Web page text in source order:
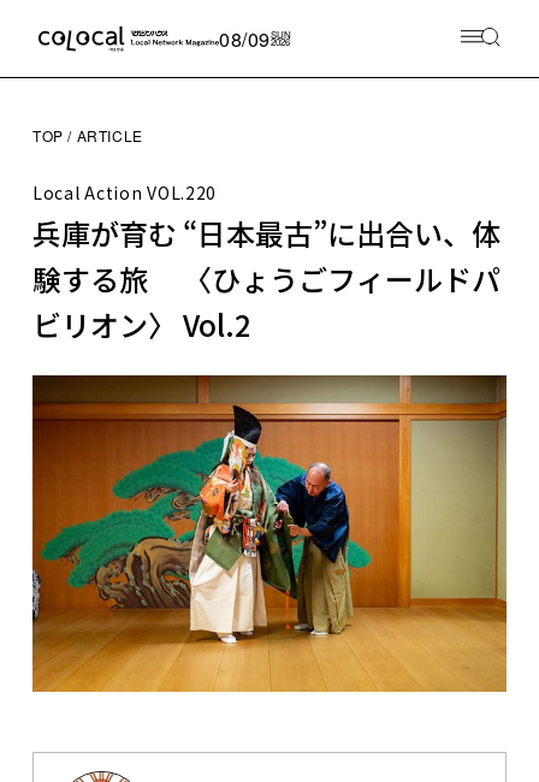
08/09SUN
2026
TOP ARTICLE
Local ActionVOL.220
兵庫が育む “日本最古”に出合い、体
験する旅 〈ひょうごフィールドパ
ビリオン〉 Vol.2